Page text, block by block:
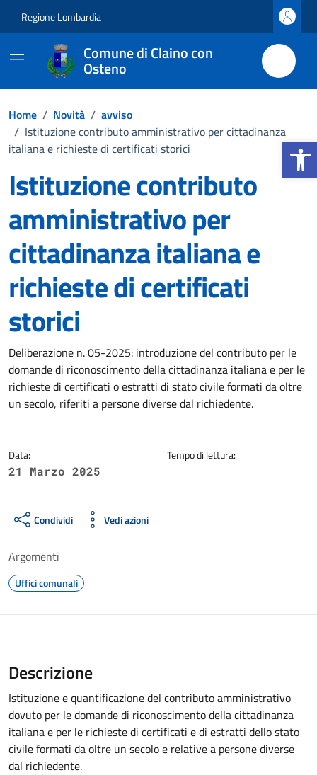
Apri la
Regione Lombardia
Comune di Claino con
Osteno
Home / Novità / avviso
/ Istituzione contributo amministrativo per cittadinanza
italiana e richieste di certificati storici
Istituzione contributo
amministrativo per
cittadinanza italiana e
richieste di certificati
storici
Dettagli della notizia
Deliberazione n. 05-2025: introduzione del contributo per le
domande di riconoscimento della cittadinanza italiana e per le
richieste di certificati o estratti di stato civile formati da oltre
un secolo, riferiti a persone diverse dal richiedente.
Data:
21 Marzo 2025
Tempo di lettura:
Condividi Vedi azioni
Argomenti
Uffici comunali
Descrizione
Istituzione e quantificazione del contributo amministrativo
dovuto per le domande di riconoscimento della cittadinanza
italiana e per le richieste di certificati e di estratti dello stato
civile formati da oltre un secolo e relative a persone diverse
dal richiedente.